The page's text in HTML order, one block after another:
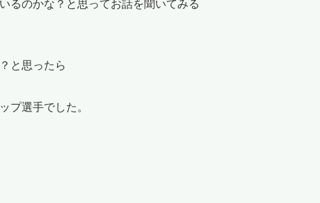
るのかな？と思ってお話を聞いてみる
と思ったら
プ選手でした。